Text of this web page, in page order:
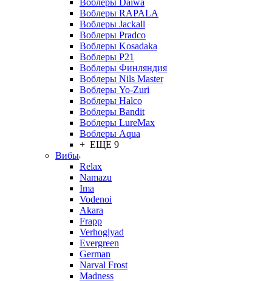
Воблеры Daiwa
Воблеры RAPALA
Воблеры Jackall
Воблеры Pradco
Воблеры Kosadaka
Воблеры P21
Воблеры Финляндия
Воблеры Nils Master
Воблеры Yo-Zuri
Воблеры Halco
Воблеры Bandit
Воблеры LureMax
Воблеры Aqua
+ ЕЩЕ 9
Вибы
Relax
Namazu
Ima
Vodenoi
Akara
Frapp
Verhoglyad
Evergreen
German
Narval Frost
Madness